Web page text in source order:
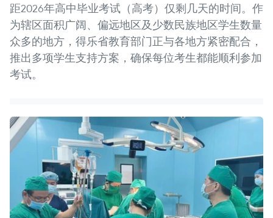
距2026年高中毕业考试（高考）仅剩几天的时间。作
为辖区面积广阔、偏远地区及少数民族地区学生数量
众多的地方，得乐省教育部门正与各地方紧密配合，
推出多项学生支持方案，确保每位考生都能顺利参加
考试。